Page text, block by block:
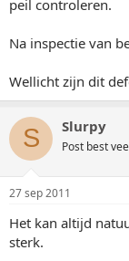
e
peil controleren.
Na inspectie van
Wellicht zijn dit
S Slurpy
Post best
27 sep 2011
Het kan altijd
sterk.